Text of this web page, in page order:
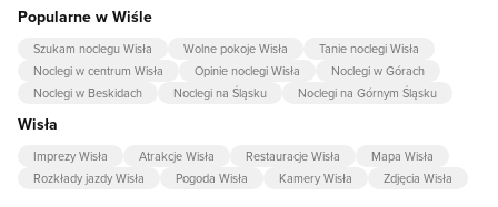
Popularne w Wiśle
Szukam noclegu Wisła Wolne pokoje Wisła
Tanie noclegi Wisła
Noclegi w centrum Wisła
Opinie noclegi Wisła
Noclegi w Górach
Noclegi w Beskidach
Noclegi na Śląsku Noclegi na Górnym Śląsku
Wisła
Imprezy Wisła Atrakcje Wisła Restauracje Wisła
Mapa Wisła
Rozkłady jazdy Wisła
Pogoda Wisła Kamery Wisła Zdjęcia Wisła